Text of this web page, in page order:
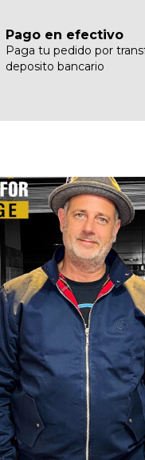
Pago en efectivo
Paga tu pedido por
deposito bancario